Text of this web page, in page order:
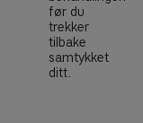
før du
trekker
tilbake
samtykket
ditt.